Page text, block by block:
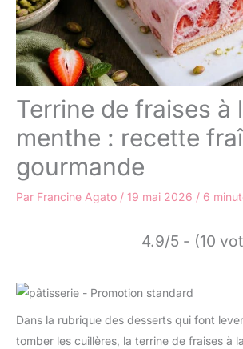
Terrine de fraises à
menthe : recette
gourmande
Par Francine Agato / 19 mai 2026 / 6
4.9/5 - (10
Dans la rubrique des desserts qui font
tomber les cuillères, la terrine de fraises à